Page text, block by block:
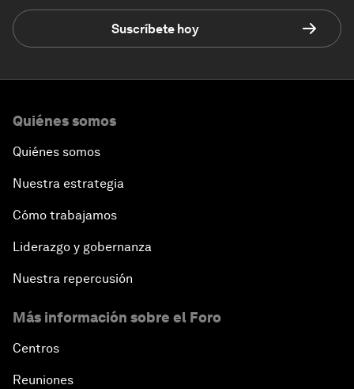
Suscríbete hoy
Quiénes somos
Quiénes somos
Nuestra estrategia
Cómo trabajamos
Liderazgo y gobernanza
Nuestra repercusión
Más información sobre el Foro
Centros
Reuniones